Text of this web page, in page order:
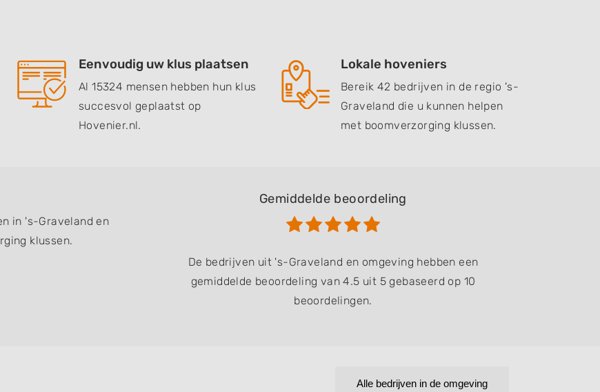
Eenvoudig uw klus plaatsen
Al 15324 mensen hebben hun klus
succesvol geplaatst op
Hovenier.nl.
Lokale hoveniers
Bereik 42 bedrijven in de regio 's-
Graveland die u kunnen helpen
met boomverzorging klussen.
in 's-Graveland en
klussen.
Gemiddelde beoordeling
De bedrijven uit 's-Graveland en omgeving hebben een
gemiddelde beoordeling van 4.5 uit 5 gebaseerd op 10
beoordelingen.
Alle bedrijven in de omgeving